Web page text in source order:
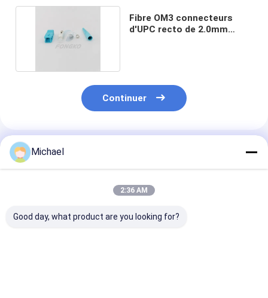
Fibre OM3 connecteurs
d'UPC recto de 2.0mm
Continuer
Produits Recommandés
Michael
2:36 AM
Good day, what product are you looking for?